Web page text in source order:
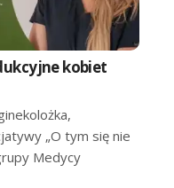
kobiet
„O tym się nie
Medycy